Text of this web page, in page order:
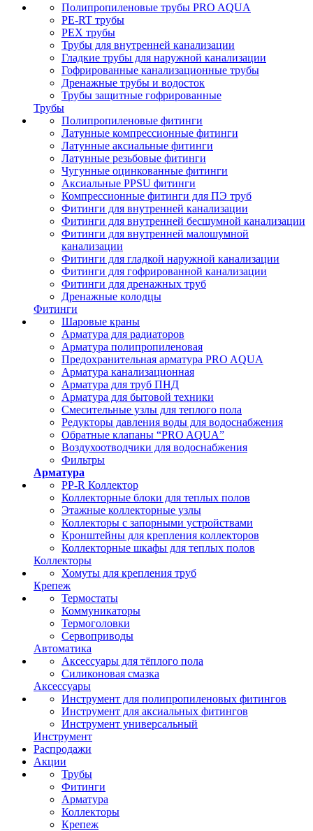
Полипропиленовые трубы PRO AQUA
PE-RT трубы
PEX трубы
Трубы для внутренней канализации
Гладкие трубы для наружной канализации
Гофрированные канализационные трубы
Дренажные трубы и водосток
Трубы защитные гофрированные
Трубы
Полипропиленовые фитинги
Латунные компрессионные фитинги
Латунные аксиальные фитинги
Латунные резьбовые фитинги
Чугунные оцинкованные фитинги
Аксиальные PPSU фитинги
Компрессионные фитинги для ПЭ труб
Фитинги для внутренней канализации
Фитинги для внутренней бесшумной канализации
Фитинги для внутренней малошумной
канализации
Фитинги для гладкой наружной канализации
Фитинги для гофрированной канализации
Фитинги для дренажных труб
Дренажные колодцы
Фитинги
Шаровые краны
Арматура для радиаторов
Арматура полипропиленовая
Предохранительная арматура PRO AQUA
Арматура канализационная
Арматура для труб ПНД
Арматура для бытовой техники
Смесительные узлы для теплого пола
Редукторы давления воды для водоснабжения
Обратные клапаны “PRO AQUA”
Воздухоотводчики для водоснабжения
Фильтры
Арматура
PP-R Коллектор
Коллекторные блоки для теплых полов
Этажные коллекторные узлы
Коллекторы с запорными устройствами
Кронштейны для крепления коллекторов
Коллекторные шкафы для теплых полов
Коллекторы
Хомуты для крепления труб
Крепеж
Термостаты
Коммуникаторы
Термоголовки
Сервоприводы
Автоматика
Аксессуары для тёплого пола
Силиконовая смазка
Аксессуары
Инструмент для полипропиленовых фитингов
Инструмент для аксиальных фитингов
Инструмент универсальный
Инструмент
Распродажи
Акции
Трубы
Фитинги
Арматура
Коллекторы
Крепеж